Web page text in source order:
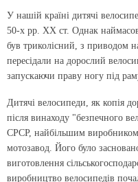
У нашій країні дитячі
50-х рр. ХХ ст. Однак
був триколісний, з приводом
пересідали на дорослий
запускаючи праву ногу під
Дитячі велосипеди, як копія
після винаходу "безпечного
СРСР, найбільшим виробником
мотозавод. Його було
виготовлення
виробництво велосипедів